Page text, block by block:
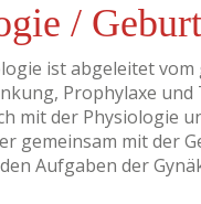
/
ist abgeleitet
Prophylaxe
mit der Physiologie
gemeinsam mit der
Aufgaben der